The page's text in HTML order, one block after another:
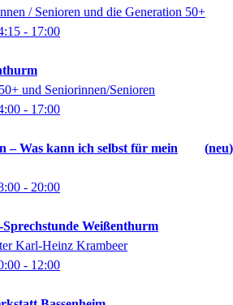
/ Senioren und die Generation 50+
- 17:00
und Seniorinnen/Senioren
- 17:00
– Was kann ich selbst für mein
neu
- 20:00
Weißenthurm
Karl-Heinz Krambeer
- 12:00